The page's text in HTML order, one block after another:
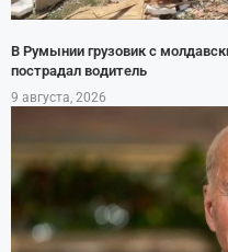
В Румынии грузовик с
пострадал водитель
9 августа, 2026